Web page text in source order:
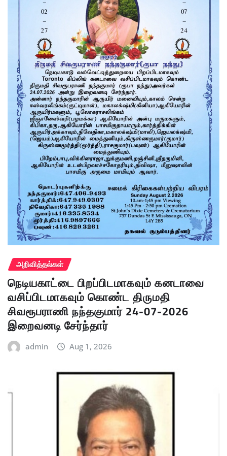
அறிவித்தல்கள்
நெடியகாட்டை பிறப்பிடமாகவும் கனடாவை
வசிப்பிடமாகவும் கொண்ட திருமதி
சிவரூபராணி நந்தகுமார் 24-07-2026
இறைவனடி சேர்ந்தார்
admin Aug 1, 2026